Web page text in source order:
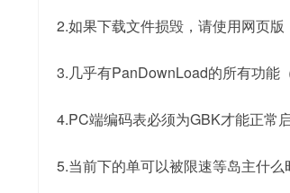
2.如果下载文件损毁，请使用网页版
3.几乎有PanDownLoad的所有功能
4.PC端编码表必须为GBK才能正常
5.当前下的单可以被限速等岛主什